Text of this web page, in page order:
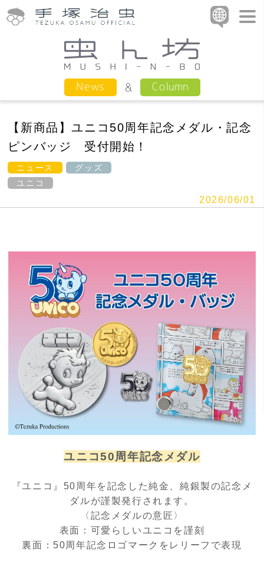
News Column
【新商品】ユニコ50周年記念メダル・記念
ピンバッジ 受付開始！
ニュース
グッズ
ユニコ
2026/06/01
ユニコ50周年記念メダル
『ユニコ』50周年を記念した純金、純銀製の記念メ
ダルが謹製発行されます。
〈記念メダルの意匠〉
表面：可愛らしいユニコを謹刻
裏面：50周年記念ロゴマークをレリーフで表現